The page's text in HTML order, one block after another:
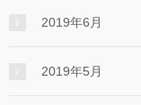
2019年6月
2019年5月